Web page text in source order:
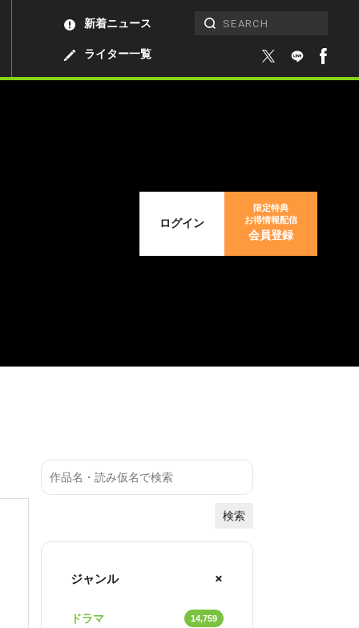
ライター一覧
新着ニュース
ログイン
限定特典
お得情報配信
会員登録
検索
ジャンル
ドラマ 14,759